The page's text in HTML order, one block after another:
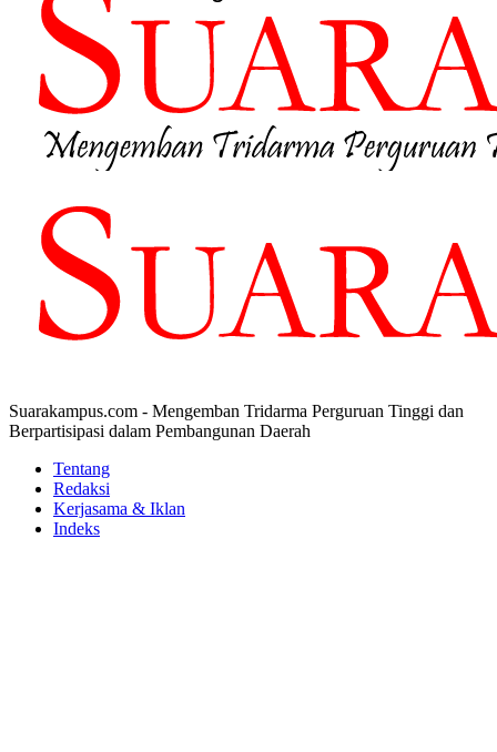
Suarakampus.com - Mengemban Tridarma Perguruan Tinggi dan
Berpartisipasi dalam Pembangunan Daerah
Tentang
Redaksi
Kerjasama & Iklan
Indeks